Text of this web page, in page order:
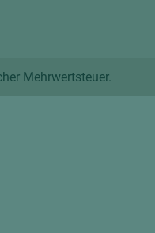
Mehrwertsteuer.